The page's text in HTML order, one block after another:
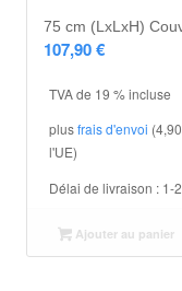
75 cm (LxLxH)
107,90€
TVA de 19 % incluse
plusfrais d'envoi
l'UE)
Délai de livraison : 1-
Ajouter au panier